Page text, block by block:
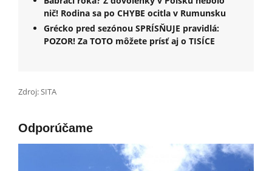
nič! Rodina sa po CHYBE ocitla v Rumunsku
Grécko pred sezónou SPRÍSŇUJE pravidlá:
POZOR! Za TOTO môžete prísť aj o TISÍCE
Zdroj: SITA
Odporúčame